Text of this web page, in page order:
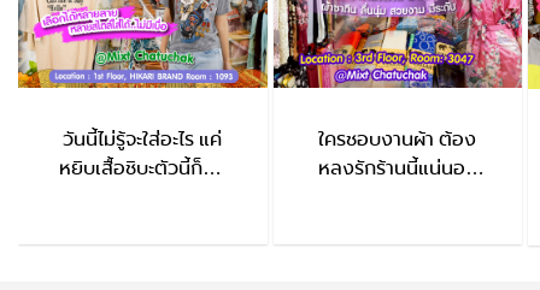
วันนี้ไม่รู้จะใส่อะไร แค่
หยิบเสื้อชิบะตัวนี้ก็จบ
ใครชอบงานผ้า ต้อง
หลงรักร้านนี้แน่นอน